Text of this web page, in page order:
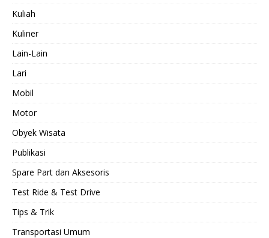
Kuliah
Kuliner
Lain-Lain
Lari
Mobil
Motor
Obyek Wisata
Publikasi
Spare Part dan Aksesoris
Test Ride & Test Drive
Tips & Trik
Transportasi Umum